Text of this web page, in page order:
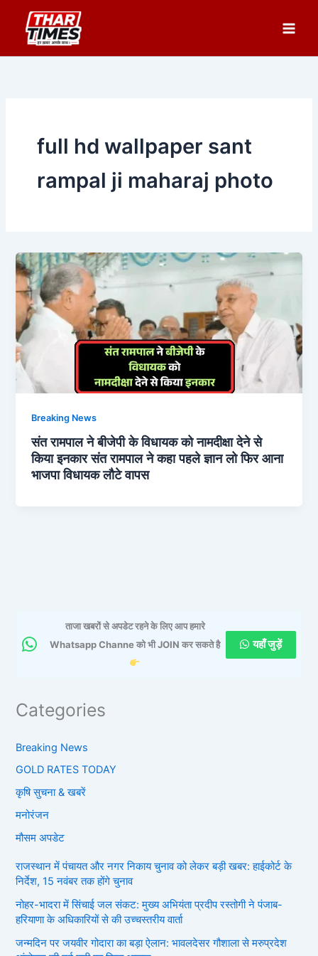
content
full hd wallpaper sant
rampal ji maharaj photo
Breaking News
संत रामपाल ने बीजेपी के विधायक को नामदीक्षा देने से
किया इनकार संत रामपाल ने कहा पहले ज्ञान लो फिर आना
भाजपा विधायक लौटे वापस
ताजा खबरों से अपडेट रहने के लिए आप हमारे
Whatsapp Channe को भी JOIN कर सकते है
यहाँ जुड़ें
Categories
Breaking News
GOLD RATES TODAY
कृषि सुचना & खबरें
मनोरंजन
मौसम अपडेट
राजस्थान में पंचायत और नगर निकाय चुनाव को लेकर बड़ी खबर: हाईकोर्ट के
निर्देश, 15 नवंबर तक होंगे चुनाव
नोहर-भादरा में सिंचाई जल संकट: मुख्य अभियंता प्रदीप रस्तोगी ने पंजाब-
हरियाणा के अधिकारियों से की उच्चस्तरीय वार्ता
जन्मदिन पर जयवीर गोदारा का बड़ा ऐलान: भावलदेसर गौशाला से मरुप्रदेश